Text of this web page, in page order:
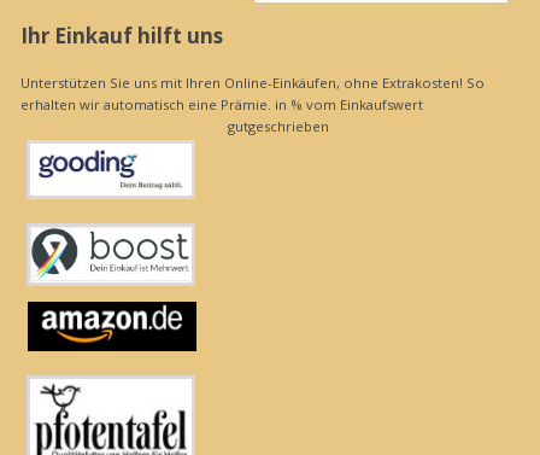
Ihr Einkauf hilft uns
Unterstützen Sie uns mit Ihren Online-Einkäufen, ohne Extrakosten! So
erhalten wir automatisch eine Prämie. in % vom Einkaufswert
gutgeschrieben